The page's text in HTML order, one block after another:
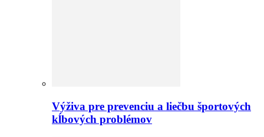
Výživa pre prevenciu a liečbu športových
kĺbových problémov